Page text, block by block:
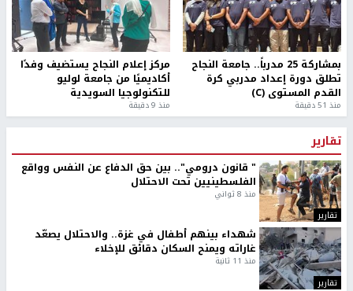
بمشاركة 25 مدرباً.. جامعة النجاح
تطلق دورة إعداد مدربي كرة
القدم المستوى (C)
منذ 51 دقيقة
مركز إعلام النجاح يستضيف وفدًا
أكاديميًا من جامعة لوليو
للتكنولوجيا السويدية
منذ 9 دقيقة
تقارير
تقارير
" قانون درومي".. بين حق الدفاع عن النفس وواقع
الفلسطينيين تحت الاحتلال
منذ 8 ثواني
تقارير
شهداء بينهم أطفال في غزة.. والاحتلال يصعّد
غاراته ويمنح السكان دقائق للإخلاء
منذ 11 ثانية